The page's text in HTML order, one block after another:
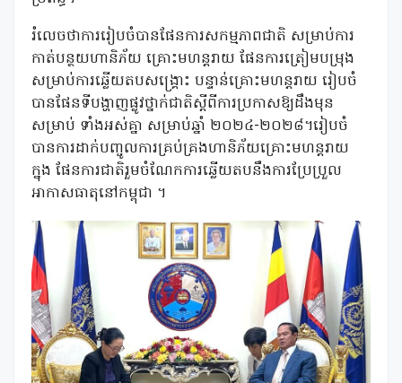
រំលេចថាការរៀបចំបានផែនការសកម្មភាពជាតិ សម្រាប់ការ
កាត់បន្ថយហានិភ័យ គ្រោះមហន្តរាយ ផែនការត្រៀមបម្រុង
សម្រាប់ការឆ្លើយតបសង្គ្រោះ បន្ទាន់គ្រោះមហន្តរាយ រៀបចំ
បានផែនទីបង្ហាញផ្លូវថ្នាក់ជាតិស្តីពីការប្រកាសឱ្យដឹងមុន
សម្រាប់ ទាំងអស់គ្នា សម្រាប់ឆ្នាំ ២០២៤-២០២៨។រៀបចំ
បានការដាក់បញ្ចូលការគ្រប់គ្រងហានិភ័យគ្រោះមហន្តរាយ
ក្នុង ផែនការជាតិរួមចំណែកការឆ្លើយតបនឹងការប្រែប្រួល
អាកាសធាតុនៅកម្ពុជា ។